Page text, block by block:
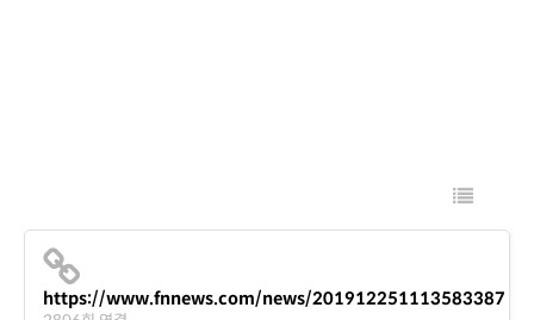
https://www.fnnews.com/news/201912251113583387